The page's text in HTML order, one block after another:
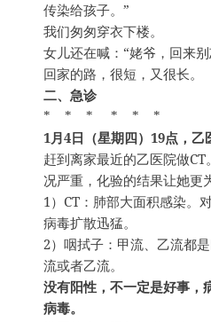
传染给孩子。”
我们匆匆穿衣下楼。
女儿还在喊：“姥爷，回来
回家的路，很短，又很长。
二、急诊
* * * * * *
1月4日（星期四）19点，乙
赶到离家最近的乙医院做
况严重，化验的结果让她更
1）CT：肺部大面积感染。
病毒扩散迅猛。
2）咽拭子：甲流、乙流都
流或者乙流。
没有阳性，不一定是好事，
病毒。